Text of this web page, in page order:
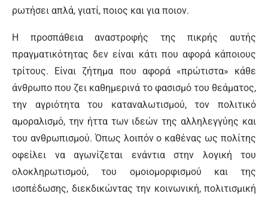
ρωτήσει απλά, γιατί, ποιος και για ποιον.
Η προσπάθεια αναστροφής της πικρής αυτής
πραγματικότητας δεν είναι κάτι που αφορά κάποιους
τρίτους. Είναι ζήτημα που αφορά «πρώτιστα» κάθε
άνθρωπο που ζει καθημερινά το φασισμό του θεάματος,
την αγριότητα του καταναλωτισμού, τον πολιτικό
αμοραλισμό, την ήττα των ιδεών της αλληλεγγύης και
του ανθρωπισμού. Όπως λοιπόν ο καθένας ως πολίτης
οφείλει να αγωνίζεται ενάντια στην λογική του
ολοκληρωτισμού, του ομοιομορφισμού και της
ισοπέδωσης, διεκδικώντας την κοινωνική, πολιτισμική